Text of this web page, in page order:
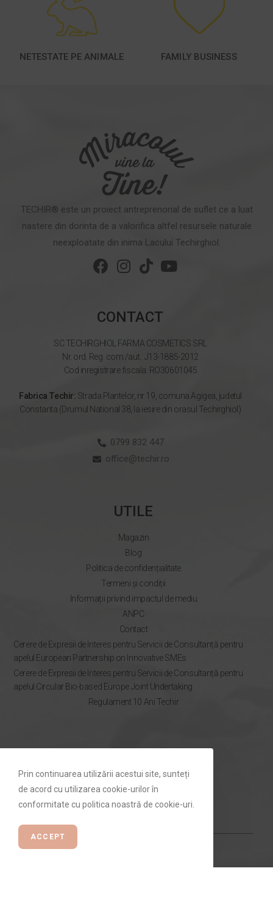
NETESTATE PE ANIMALE FAMILY BUSINESS
TECHIR® este un proiect antreprenorial de suflet ce a luat
nastere din dorinta de a valorifica altfel resursele naturale
neexploatate din inima Lacului Techirghiol.
CONTACT
SC TECHIRGHIOL FARMA COSMETICS SRL
Nr. ord. Reg. com./aut.: J13-1885-2012
Cod inregistrare fiscala: RO30601045
Fabrica Techir: Strada Plantelor, nr 19, comuna Agigea, judetul
Constanta (Drumul National 38, la iesire din orasul Techirghiol)
0799 832 447
office@techir.ro
UTILE
Magazin
Blog
Politica de confidențialitate
Termeni și condiții
Informații privind impactul de mediu
ANPC
Contact
Cerere de Expresii de Interes pentru Servicii de Consultanță pentru
apelul European Partnership on Innovative SMEs
Cerere de Expresii de Interes pentru Servicii de Consultanță pentru
apelul Circular Bio-based Europe Joint Undertaking
Regulament 10 Ani Techir
Rămâi la curent cu ofertele Techir.ro
ABONEAZĂ-TE ⟶
Prin continuarea utilizării acestui site, sunteți
de acord cu utilizarea cookie-urilor în
conformitate cu politica noastră de cookie-uri.
ACCEPT